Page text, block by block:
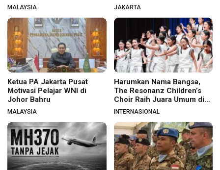
MALAYSIA JAKARTA
Ketua PA Jakarta Pusat
Motivasi Pelajar WNI di
Johor Bahru
MALAYSIA
Harumkan Nama Bangsa,
The Resonanz Children’s
Choir Raih Juara Umum di
Hungaria
INTERNASIONAL